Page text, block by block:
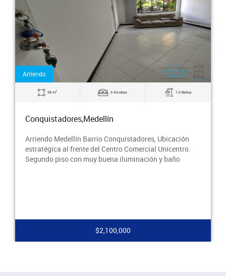
Arriendo
0 Alcobas 0.0 Baños
Conquistadores,Medellín
Arriendo Medellín Barrio Conquistadores, Consultorio u
Oficina ubicado al frente del Centro Comercial
Unicentro. Cerca a gran variedad de servicios co
$1,500,000